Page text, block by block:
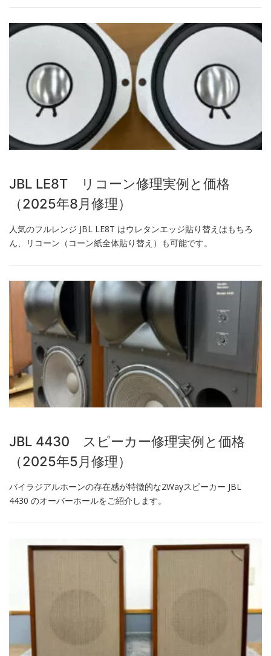
JBL LE8T リコーン修理実例と価格
（2025年8月修理）
人気のフルレンジ JBL LE8T はウレタンエッジ貼り替えはもちろ
ん、リコーン（コーン紙全体貼り替え）も可能です。
JBL 4430 スピーカー修理実例と価格
（2025年5月修理）
バイラジアルホーンの存在感が特徴的な2Wayスピーカー JBL
4430 のオーバーホールをご紹介します。